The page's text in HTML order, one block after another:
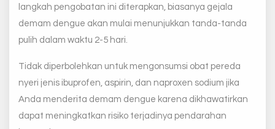
langkah pengobatan ini diterapkan, biasanya gejala
demam dengue akan mulai menunjukkan tanda-tanda
pulih dalam waktu 2-5 hari.
Tidak diperbolehkan untuk mengonsumsi obat pereda
nyeri jenis ibuprofen, aspirin, dan naproxen sodium jika
Anda menderita demam dengue karena dikhawatirkan
dapat meningkatkan risiko terjadinya pendarahan